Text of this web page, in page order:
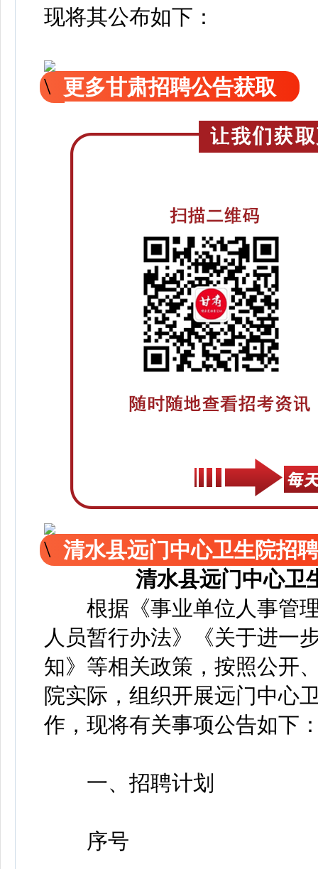
现将其公布如下：
更多甘肃招聘公告获取
清水县远门中心卫生院招
清水县远门中心卫
根据《事业单位人事管理
人员暂行办法》《关于进一
知》等相关政策，按照公开
院实际，组织开展远门中心
作，现将有关事项公告如下
一、招聘计划
序号